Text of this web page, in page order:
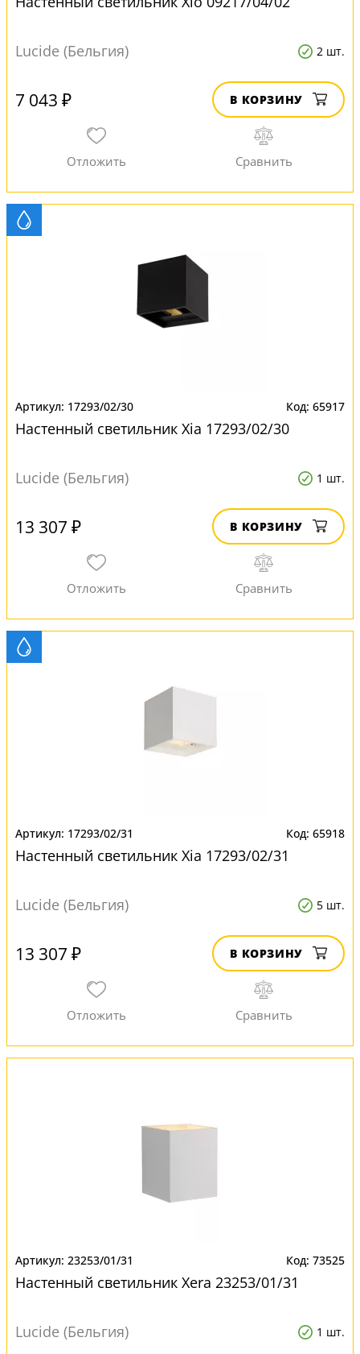
Lucide (Бельгия) 2 шт.
7 043 ₽ В КОРЗИНУ
17293/02/30 65917
Настенный светильник Xia 17293/02/30
Lucide (Бельгия) 1 шт.
13 307 ₽ В КОРЗИНУ
17293/02/31 65918
Настенный светильник Xia 17293/02/31
Lucide (Бельгия) 5 шт.
13 307 ₽ В КОРЗИНУ
23253/01/31 73525
Настенный светильник Xera 23253/01/31
Lucide (Бельгия) 1 шт.